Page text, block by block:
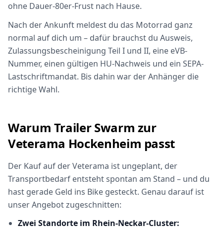
ohne Dauer-80er-Frust nach Hause.
Nach der Ankunft meldest du das Motorrad ganz
normal auf dich um – dafür brauchst du Ausweis,
Zulassungsbescheinigung Teil I und II, eine eVB-
Nummer, einen gültigen HU-Nachweis und ein SEPA-
Lastschriftmandat. Bis dahin war der Anhänger die
richtige Wahl.
Warum Trailer Swarm zur
Veterama Hockenheim passt
Der Kauf auf der Veterama ist ungeplant, der
Transportbedarf entsteht spontan am Stand – und du
hast gerade Geld ins Bike gesteckt. Genau darauf ist
unser Angebot zugeschnitten:
Zwei Standorte im Rhein-Neckar-Cluster: